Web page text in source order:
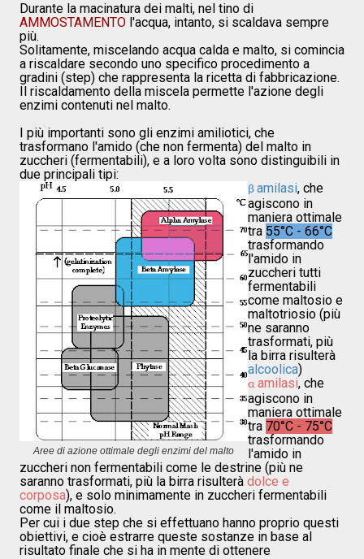
Durante la macinatura dei malti, nel tino di
AMMOSTAMENTO l'acqua, intanto, si scaldava sempre
più.
Solitamente, miscelando acqua calda e malto, si comincia
a riscaldare secondo uno specifico procedimento a
gradini (step) che rappresenta la ricetta di fabbricazione.
Il riscaldamento della miscela permette l'azione degli
enzimi contenuti nel malto.
I più importanti sono gli enzimi amiliotici, che
trasformano l'amido (che non fermenta) del malto in
zuccheri (fermentabili), e a loro volta sono distinguibili in
due principali tipi:
Aree di azione ottimale degli enzimi del malto
β amilasi, che
agiscono in
maniera ottimale
tra 55°C - 66°C
trasformando
l'amido in
zuccheri tutti
fermentabili
come maltosio e
maltotriosio (più
ne saranno
trasformati, più
la birra risulterà
alcoolica)
α amilasi, che
agiscono in
maniera ottimale
tra 70°C - 75°C
trasformando
l'amido in
zuccheri non fermentabili come le destrine (più ne
saranno trasformati, più la birra risulterà dolce e
corposa), e solo minimamente in zuccheri fermentabili
come il maltosio.
Per cui i due step che si effettuano hanno proprio questi
obiettivi, e cioè estrarre queste sostanze in base al
risultato finale che si ha in mente di ottenere